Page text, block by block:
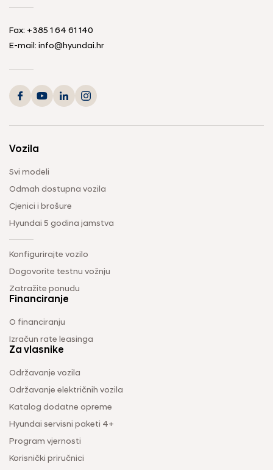
Fax: +385 1 64 61 140
E-mail: info@hyundai.hr
Vozila
Svi modeli
Odmah dostupna vozila
Cjenici i brošure
Hyundai 5 godina jamstva
Konfigurirajte vozilo
Dogovorite testnu vožnju
Zatražite ponudu
Financiranje
O financiranju
Izračun rate leasinga
Za vlasnike
Održavanje vozila
Održavanje električnih vozila
Katalog dodatne opreme
Hyundai servisni paketi 4+
Program vjernosti
Korisnički priručnici